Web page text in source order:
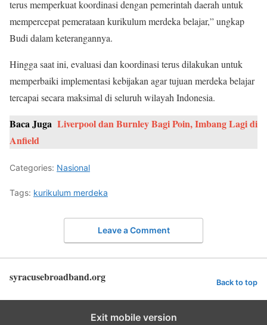
terus memperkuat koordinasi dengan pemerintah daerah untuk
mempercepat pemerataan kurikulum merdeka belajar,” ungkap
Budi dalam keterangannya.
Hingga saat ini, evaluasi dan koordinasi terus dilakukan untuk
memperbaiki implementasi kebijakan agar tujuan merdeka belajar
tercapai secara maksimal di seluruh wilayah Indonesia.
Baca Juga Liverpool dan Burnley Bagi Poin, Imbang Lagi di
Anfield
Categories: Nasional
Tags: kurikulum merdeka
Leave a Comment
syracusebroadband.org Back to top
Exit mobile version